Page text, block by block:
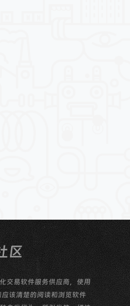
交易软件服务供应商，使用
该清楚的阅读和浏览软件